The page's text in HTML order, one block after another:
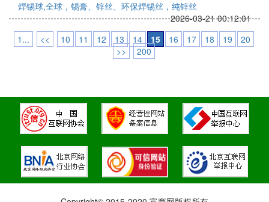
焊锡球,全球，锡膏、锌丝、环保焊锡丝，纯锌丝
2026-03-21 00:12:01
1...
<< 10 11 12 13 14 15 16 17 18 19
20
>>
200